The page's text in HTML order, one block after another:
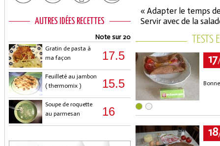
AUTRES IDÉES RECETTES
Note sur 20
Gratin de pasta à
ma façon
17.5
Feuilleté au jambon
( thermomix )
15.5
Soupe de roquette
au parmesan
16
« Adapter le temps
Servir avec de la
17
18